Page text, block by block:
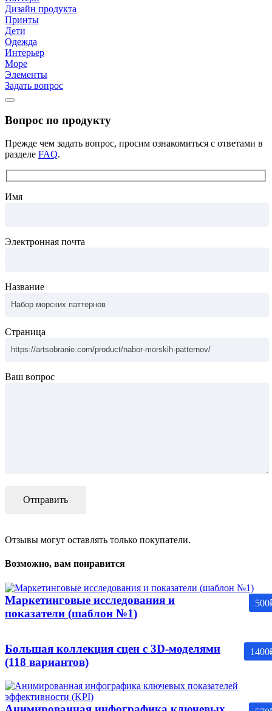
Дизайн продукта
Принты
Дети
Одежда
Интерьер
Море
Элементы
Задать вопрос
Вопрос по продукту
Прежде чем задать вопрос, просим ознакомиться с ответами в
разделе FAQ.
Имя
Электронная почта
Название
Страница
Ваш вопрос
Отзывы могут оставлять только покупатели.
Возможно, вам понравится
500
Маркетинговые исследования и
показатели (шаблон №1)
1400
Большая коллекция сцен с 3D-моделями
(118 вариантов)